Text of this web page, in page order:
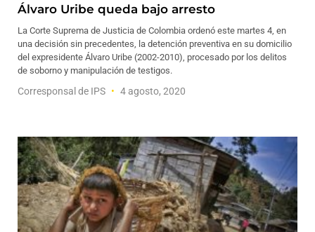
Álvaro Uribe queda bajo arresto
La Corte Suprema de Justicia de Colombia ordenó este martes 4, en
una decisión sin precedentes, la detención preventiva en su domicilio
del expresidente Álvaro Uribe (2002-2010), procesado por los delitos
de soborno y manipulación de testigos.
Corresponsal de IPS 4 agosto, 2020